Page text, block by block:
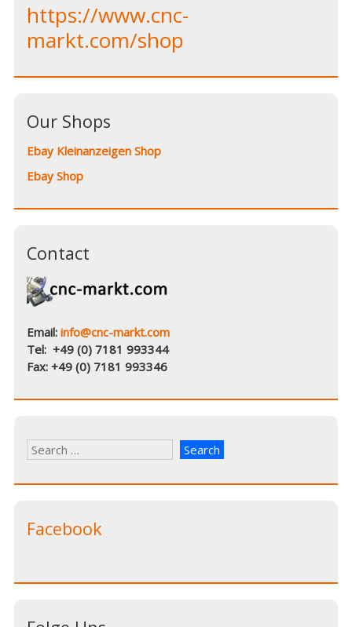
https://www.cnc-
markt.com/shop
Our Shops
Ebay Kleinanzeigen Shop
Ebay Shop
Contact
Email:info@cnc-markt.com
Tel: +49 (0) 7181 993344
Fax: +49 (0) 7181 993346
Facebook